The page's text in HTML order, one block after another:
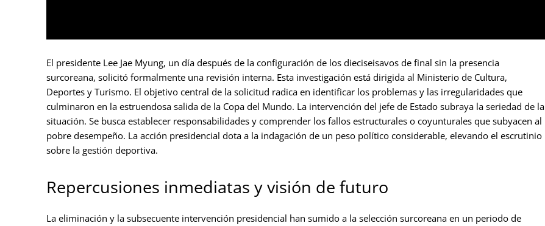
El presidente Lee Jae Myung, un día después de la configuración de los dieciseisavos de final sin la presencia
surcoreana, solicitó formalmente una revisión interna. Esta investigación está dirigida al Ministerio de Cultura,
Deportes y Turismo. El objetivo central de la solicitud radica en identificar los problemas y las irregularidades que
culminaron en la estruendosa salida de la Copa del Mundo. La intervención del jefe de Estado subraya la seriedad de la
situación. Se busca establecer responsabilidades y comprender los fallos estructurales o coyunturales que subyacen al
pobre desempeño. La acción presidencial dota a la indagación de un peso político considerable, elevando el escrutinio
sobre la gestión deportiva.
Repercusiones inmediatas y visión de futuro
La eliminación y la subsecuente intervención presidencial han sumido a la selección surcoreana en un periodo de